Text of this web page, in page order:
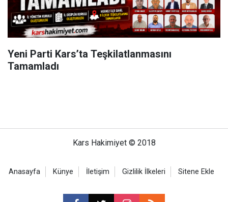
Yeni Parti Kars’ta Teşkilatlanmasını
Tamamladı
Kars Hakimiyet © 2018
Anasayfa Künye İletişim Gizlilik İlkeleri Sitene Ekle